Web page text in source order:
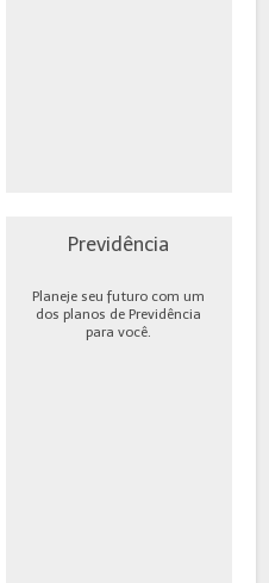
Previdência
Planeje seu futuro com um
dos planos de Previdência
para você.